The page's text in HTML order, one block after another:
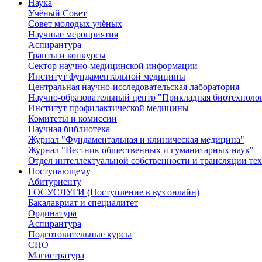
Наука
Учёный Cовет
Совет молодых учёных
Научные мероприятия
Аспирантура
Гранты и конкурсы
Сектор научно-медицинской информации
Институт фундаментальной медицины
Центральная научно-исследовательская лаборатория
Научно-образовательный центр "Прикладная
Институт профилактической медицины
Комитеты и комиссии
Научная библиотека
Журнал "Фундаментальная и клиническая медицина"
Журнал "Вестник общественных и гуманитарных наук"
Отдел интеллектуальной собственности и трансляции
Поступающему
Абитуриенту
ГОСУСЛУГИ (Поступление в вуз онлайн)
Бакалавриат и специалитет
Ординатура
Аспирантура
Подготовительные курсы
СПО
Магистратура